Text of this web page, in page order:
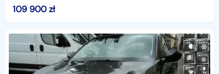
WYPOSAŻENIA - EXECUTIVE !!!-I Właściciel-Bezwypadkowy
w 100%-Peł
109 900zł